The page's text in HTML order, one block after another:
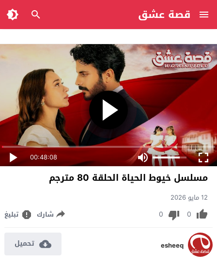
قصة عشق
00:48:08
مسلسل خيوط الحياة الحلقة 80 مترجم
12 مايو 2026
0
0 شارك تبليغ
esheeq تحميل